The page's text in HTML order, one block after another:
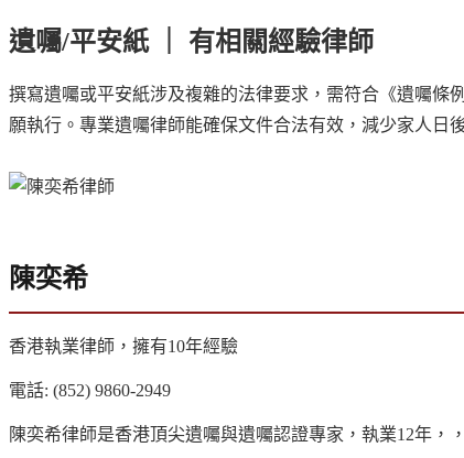
遺囑/平安紙 ｜ 有相關經驗律師
撰寫遺囑或平安紙涉及複雜的法律要求，需符合《遺囑條
願執行。專業遺囑律師能確保文件合法有效，減少家人日
陳奕希
香港執業律師，擁有10年經驗
電話: (852) 9860-2949
陳奕希律師是香港頂尖遺囑與遺囑認證專家，執業12年